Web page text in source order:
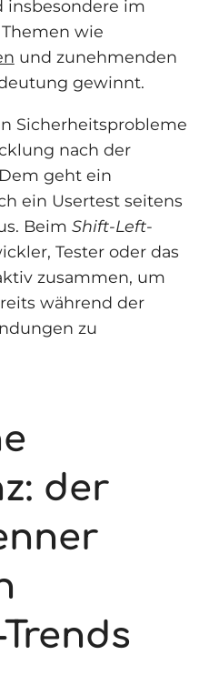
insbesondere im
wie
und zunehmenden
gewinnt.
Sicherheitsprobleme
nach der
geht ein
ein Usertest seitens
Beim Shift-Left-
Tester oder das
zusammen, um
während der
zu
der